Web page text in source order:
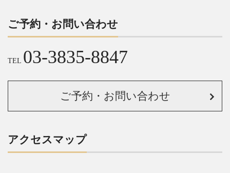
ご予約・お問い合わせ
TEL 03-3835-8847
ご予約・お問い合わせ
アクセスマップ